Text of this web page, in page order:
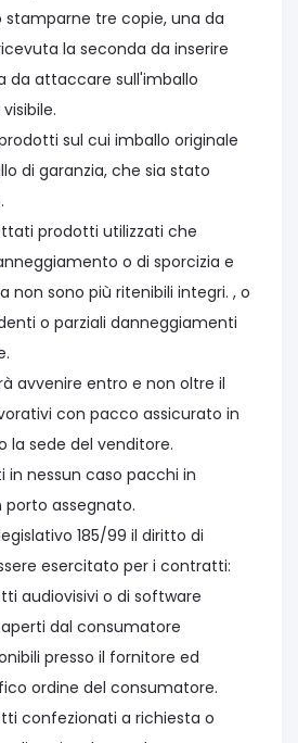
tre copie, una da
la seconda da inserire
da attaccare sull'imballo
sul cui imballo originale
di garanzia, che sia stato
prodotti utilizzati che
o di sporcizia e
non sono più ritenibili integri. , o
o parziali danneggiamenti
avvenire entro e non oltre il
con pacco assicurato in
la sede del venditore.
in nessun caso pacchi in
assegnato.
185/99 il diritto di
esercitato per i contratti:
audiovisivi o di software
dal consumatore
presso il fornitore ed
ordine del consumatore.
confezionati a richiesta o